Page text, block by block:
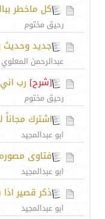
كل ماخطر
رحيق مختوم
جديد وحديث
عبدالرحمن المعلوي
[شرح] رب
رحيق مختوم
اشترك مجاناً
ابو عبدالمجيد
فتاوى
ابو عبدالمجيد
ذكر قصير اذا
ابو عبدالمجيد